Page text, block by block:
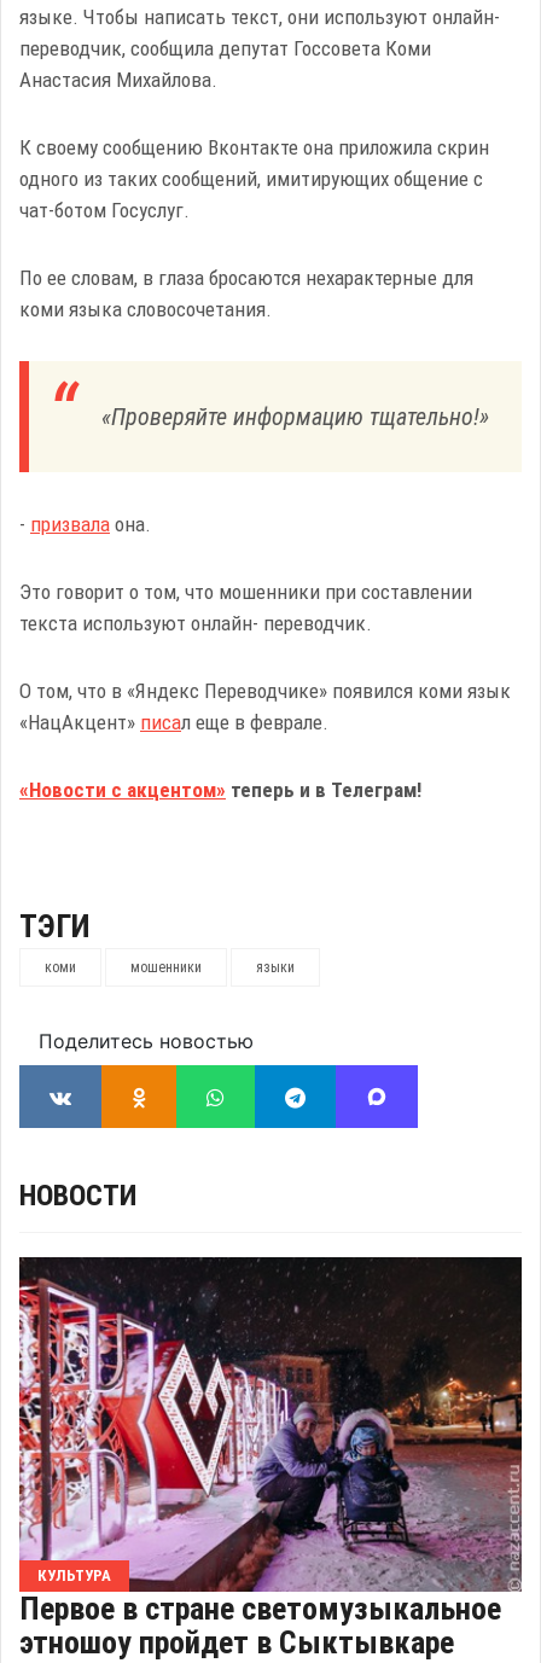
языке. Чтобы написать текст, они используют онлайн-
переводчик, сообщила депутат Госсовета Коми
Анастасия Михайлова.
К своему сообщению Вконтакте она приложила скрин
одного из таких сообщений, имитирующих общение с
чат-ботом Госуслуг.
По ее словам, в глаза бросаются нехарактерные для
коми языка словосочетания.
«Проверяйте информацию тщательно!»
- призвала она.
Это говорит о том, что мошенники при составлении
текста используют онлайн- переводчик.
О том, что в «Яндекс Переводчике» появился коми язык
«НацАкцент» писал еще в феврале.
«Новости с акцентом» теперь и в Телеграм!
ТЭГИ
коми мошенники языки
Поделитесь новостью
НОВОСТИ
КУЛЬТУРА
Первое в стране светомузыкальное
этношоу пройдет в Сыктывкаре